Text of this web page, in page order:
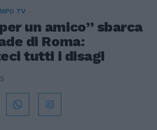
TV
un amico” sbarca
di Roma:
tutti i disagi